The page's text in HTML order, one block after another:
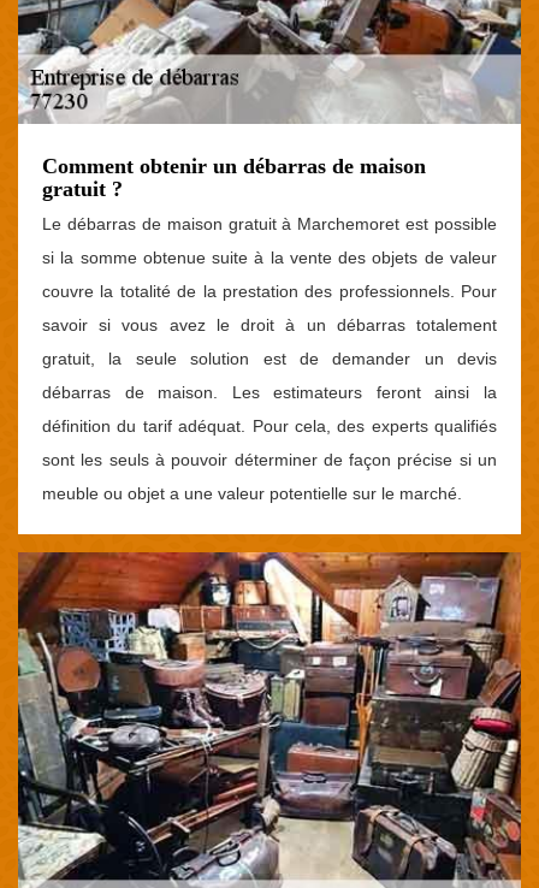
Comment obtenir un débarras de maison
gratuit ?
Le débarras de maison gratuit à Marchemoret est possible
si la somme obtenue suite à la vente des objets de valeur
couvre la totalité de la prestation des professionnels. Pour
savoir si vous avez le droit à un débarras totalement
gratuit, la seule solution est de demander un devis
débarras de maison. Les estimateurs feront ainsi la
définition du tarif adéquat. Pour cela, des experts qualifiés
sont les seuls à pouvoir déterminer de façon précise si un
meuble ou objet a une valeur potentielle sur le marché.